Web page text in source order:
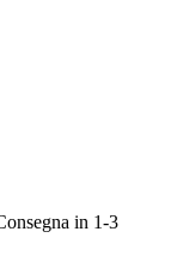
in 1-3